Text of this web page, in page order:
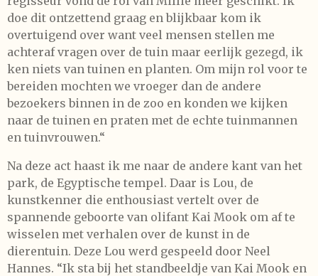
doe dit ontzettend graag en blijkbaar kom ik
overtuigend over want veel mensen stellen me
achteraf vragen over de tuin maar eerlijk gezegd, ik
ken niets van tuinen en planten. Om mijn rol voor te
bereiden mochten we vroeger dan de andere
bezoekers binnen in de zoo en konden we kijken
naar de tuinen en praten met de echte tuinmannen
en tuinvrouwen.“
Na deze act haast ik me naar de andere kant van het
park, de Egyptische tempel. Daar is Lou, de
kunstkenner die enthousiast vertelt over de
spannende geboorte van olifant Kai Mook om af te
wisselen met verhalen over de kunst in de
dierentuin. Deze Lou werd gespeeld door Neel
Hannes. “Ik sta bij het standbeeldje van Kai Mook en